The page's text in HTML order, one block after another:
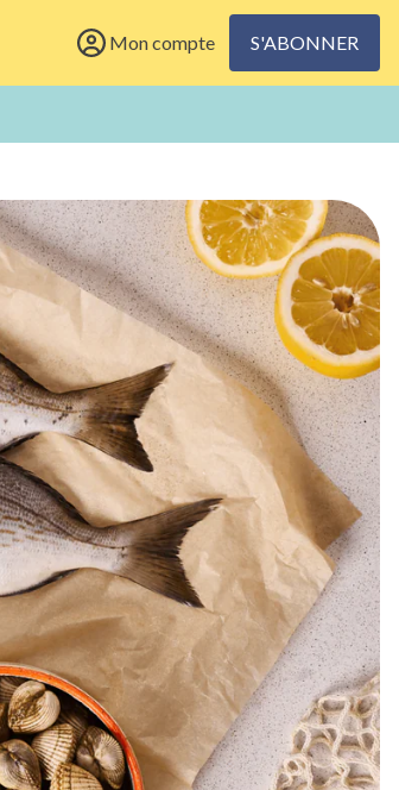
Mon compte S'ABONNER